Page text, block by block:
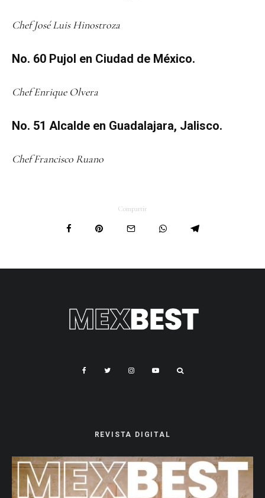
Chef José Luis Hinostroza
No. 60 Pujol en Ciudad de México.
Chef Enrique Olvera
No. 51 Alcalde en Guadalajara, Jalisco.
Chef Francisco Ruano
Compartir
REVISTA DIGITAL